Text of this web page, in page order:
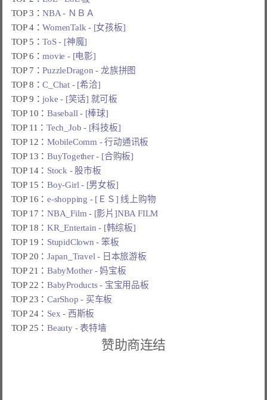
TOP 3：NBA - ＮＢＡ
TOP 4：WomenTalk - [女孩板]
TOP 5：ToS - [神魔]
TOP 6：movie - [电影]
TOP 7：PuzzleDragon - 龙族拼图
TOP 8：C_Chat - [希洽]
TOP 9：joke - [笑话] 就可板
TOP 10：Baseball - [棒球]
TOP 11：Tech_Job - [科技板]
TOP 12：MobileComm - 行动通讯板
TOP 13：BuyTogether - [合购板]
TOP 14： Stock - 股市板
TOP 15：Boy-Girl - [男女板]
TOP 16：e-shopping - [ＥＳ] 线上购物
TOP 17：NBA_Film - [影片]NBA FILM
TOP 18：KR_Entertain - [韩综板]
TOP 19： StupidClown - 笨板
TOP 20：Japan_Travel - 日本旅游板
TOP 21：BabyMother - 妈宝板
TOP 22：BabyProducts - 宝宝用品板
TOP 23：CarShop - 买车板
TOP 24： Sex - 西斯板
TOP 25：Beauty - 表特墙
赞助商连结